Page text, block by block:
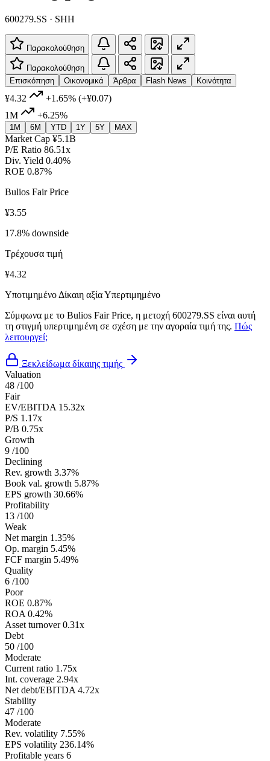
600279.SS · SHH
Παρακολούθηση
Παρακολούθηση
Επισκόπηση
Οικονομικά Άρθρα Flash News Κοινότητα
¥4.32 +1.65% (+¥0.07)
1M
+6.25%
1M 6M YTD 1Y 5Y MAX
Market Cap ¥5.1B
P/E Ratio 86.51x
Div. Yield 0.40%
ROE 0.87%
Bulios Fair Price
¥3.55
17.8% downside
Τρέχουσα τιμή
¥4.32
Υποτιμημένο Δίκαιη αξίαΥπερτιμημένο
Σύμφωνα με το Bulios Fair Price, η μετοχή 600279.SS είναι αυτή
τη στιγμή υπερτιμημένη σε σχέση με την αγοραία τιμή της. Πώς
λειτουργεί;
Ξεκλείδωμα δίκαιης τιμής
Valuation
48 /100
Fair
EV/EBITDA 15.32x
P/S 1.17x
P/B 0.75x
Growth
9 /100
Declining
Rev. growth 3.37%
Book val. growth 5.87%
EPS growth 30.66%
Profitability
13 /100
Weak
Net margin 1.35%
Op. margin 5.45%
FCF margin 5.49%
Quality
6 /100
Poor
ROE 0.87%
ROA 0.42%
Asset turnover 0.31x
Debt
50 /100
Moderate
Current ratio 1.75x
Int. coverage 2.94x
Net debt/EBITDA 4.72x
Stability
47 /100
Moderate
Rev. volatility 7.55%
EPS volatility 236.14%
Profitable years 6